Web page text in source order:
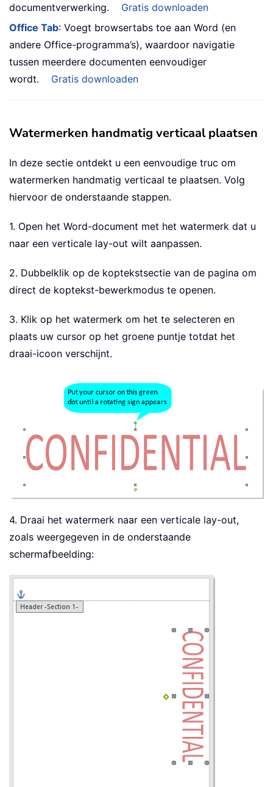
documentverwerking.
Gratis downloaden
Office Tab: Voegt browsertabs toe aan Word (en
andere Office-programma’s), waardoor navigatie
tussen meerdere documenten eenvoudiger
wordt.
Gratis downloaden
Watermerken handmatig verticaal plaatsen
In deze sectie ontdekt u een eenvoudige truc om
watermerken handmatig verticaal te plaatsen. Volg
hiervoor de onderstaande stappen.
1. Open het Word-document met het watermerk dat u
naar een verticale lay-out wilt aanpassen.
2. Dubbelklik op de koptekstsectie van de pagina om
direct de koptekst-bewerkmodus te openen.
3. Klik op het watermerk om het te selecteren en
plaats uw cursor op het groene puntje totdat het
draai-icoon verschijnt.
4. Draai het watermerk naar een verticale lay-out,
zoals weergegeven in de onderstaande
schermafbeelding: